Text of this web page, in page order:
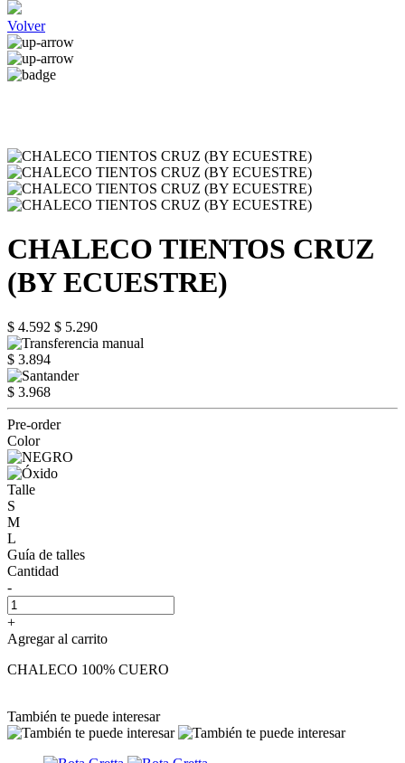
Volver
CHALECO TIENTOS CRUZ
(BY ECUESTRE)
$ 4.592 $ 5.290
$ 3.894
$ 3.968
Pre-order
Color
Talle
S
M
L
Guía de talles
Cantidad
-
+
Agregar al carrito
CHALECO 100% CUERO
También te puede interesar